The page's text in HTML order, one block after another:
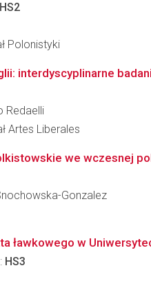
HS2
Polonistyki
interdyscyplinarne
Redaelli
Artes Liberales
we wczesnej
Gonzalez
ławkowego w
HS3